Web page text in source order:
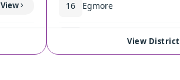
View 16 Egmore
RoyapuramView District